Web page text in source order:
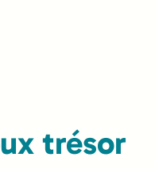
trésor